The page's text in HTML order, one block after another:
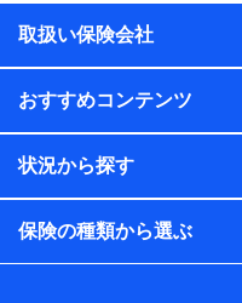
ル内容や送信履歴の情
保険契約情報
当社または株式会社
プが取得し、又は保有
して、保険契約者及び
日、性別、保険契約者
的、保険商品の内容、
のメーカーや走行距離
などの情報、ペットの
取扱い保険会社
おすすめコンテンツ
状況から探す
保険の種類から選ぶ